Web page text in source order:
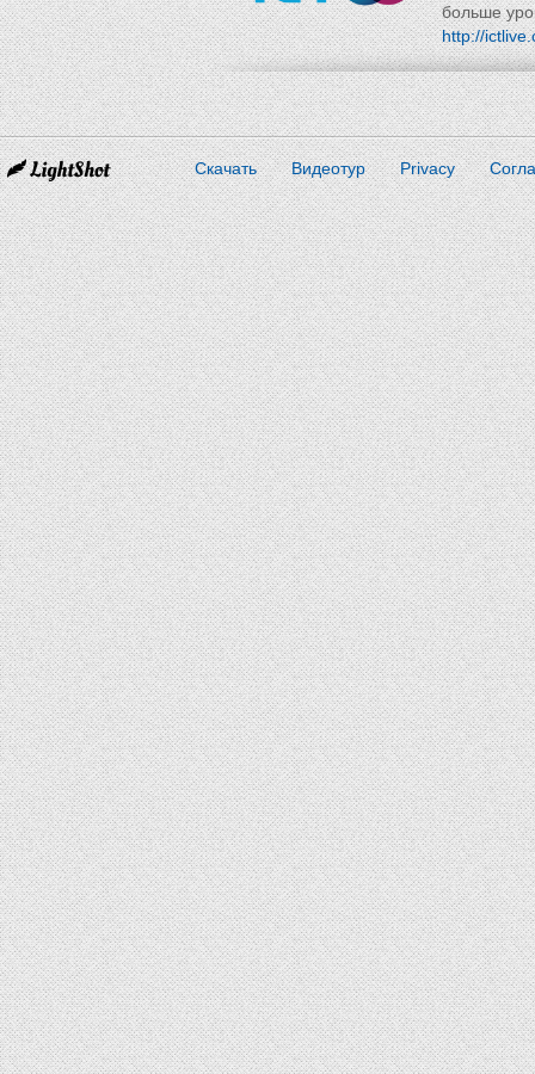
больше
http://
Скачать Видеотур Privacy